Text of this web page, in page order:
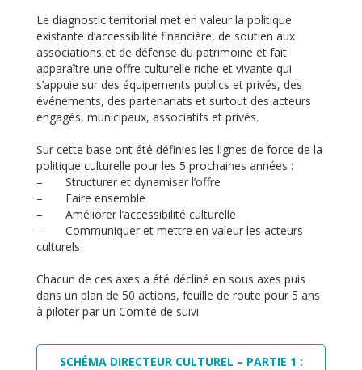
Le diagnostic territorial met en valeur la politique
existante d’accessibilité financière, de soutien aux
associations et de défense du patrimoine et fait
apparaître une offre culturelle riche et vivante qui
s’appuie sur des équipements publics et privés, des
événements, des partenariats et surtout des acteurs
engagés, municipaux, associatifs et privés.
Sur cette base ont été définies les lignes de force de la
politique culturelle pour les 5 prochaines années :
– Structurer et dynamiser l’offre
– Faire ensemble
– Améliorer l’accessibilité culturelle
– Communiquer et mettre en valeur les acteurs
culturels
Chacun de ces axes a été décliné en sous axes puis
dans un plan de 50 actions, feuille de route pour 5 ans
à piloter par un Comité de suivi.
SCHÉMA DIRECTEUR CULTUREL – PARTIE 1 :